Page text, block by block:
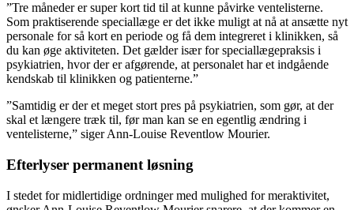
”Tre måneder er super kort tid til at kunne påvirke ventelisterne.
Som praktiserende speciallæge er det ikke muligt at nå at ansætte nyt
personale for så kort en periode og få dem integreret i klinikken, så
du kan øge aktiviteten. Det gælder især for speciallægepraksis i
psykiatrien, hvor der er afgørende, at personalet har et indgående
kendskab til klinikken og patienterne.”
”Samtidig er der et meget stort pres på psykiatrien, som gør, at der
skal et længere træk til, før man kan se en egentlig ændring i
ventelisterne,” siger Ann-Louise Reventlow Mourier.
Efterlyser permanent løsning
I stedet for midlertidige ordninger med mulighed for meraktivitet,